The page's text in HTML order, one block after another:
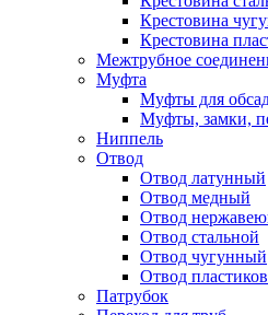
Крестовина
Крестовина
Межтрубное
Муфта
Муфты для
Муфты, замки,
Ниппель
Отвод
Отвод латунный
Отвод медный
Отвод
Отвод стальной
Отвод чугунный
Отвод
Патрубок